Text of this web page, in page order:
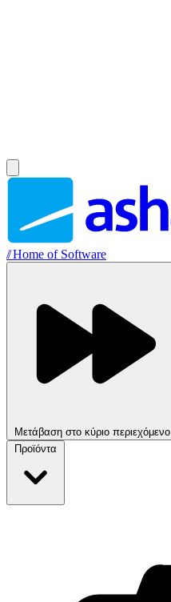
//Home of Software
Μετάβαση στο κύριο περιεχόμενο
Προϊόντα